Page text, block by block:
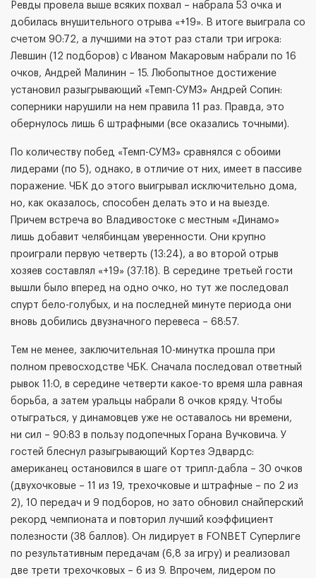
Ревды провела выше всяких похвал – набрала 53 очка и
добилась внушительного отрыва «+19». В итоге выиграла со
счетом 90:72, а лучшими на этот раз стали три игрока:
Левшин (12 подборов) с Иваном Макаровым набрали по 16
очков, Андрей Малинин – 15. Любопытное достижение
установил разыгрывающий «Темп-СУМЗ» Андрей Сопин:
соперники нарушили на нем правила 11 раз. Правда, это
обернулось лишь 6 штрафными (все оказались точными).
По количеству побед «Темп-СУМЗ» сравнялся с обоими
лидерами (по 5), однако, в отличие от них, имеет в пассиве
поражение. ЧБК до этого выигрывал исключительно дома,
но, как оказалось, способен делать это и на выезде.
Причем встреча во Владивостоке с местным «Динамо»
лишь добавит челябинцам уверенности. Они крупно
проиграли первую четверть (13:24), а во второй отрыв
хозяев составлял «+19» (37:18). В середине третьей гости
вышли было вперед на одно очко, но тут же последовал
спурт бело-голубых, и на последней минуте периода они
вновь добились двузначного перевеса – 68:57.
Тем не менее, заключительная 10-минутка прошла при
полном превосходстве ЧБК. Сначала последовал ответный
рывок 11:0, в середине четверти какое-то время шла равная
борьба, а затем уральцы набрали 8 очков кряду. Чтобы
отыграться, у динамовцев уже не оставалось ни времени,
ни сил – 90:83 в пользу подопечных Горана Вучковича. У
гостей блеснул разыгрывающий Кортез Эдвардс:
американец остановился в шаге от трипл-дабла – 30 очков
(двухочковые – 11 из 19, трехочковые и штрафные – по 2 из
2), 10 передач и 9 подборов, но зато обновил снайперский
рекорд чемпионата и повторил лучший коэффициент
полезности (38 баллов). Он лидирует в FONBET Суперлиге
по результативным передачам (6,8 за игру) и реализовал
две трети трехочковых – 6 из 9. Впрочем, лидером по